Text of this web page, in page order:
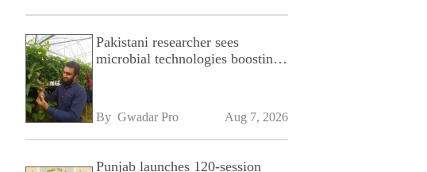
Pakistani researcher sees
microbial technologies boosting
By Gwadar Pro Aug 7, 2026
Punjab launches 120-session